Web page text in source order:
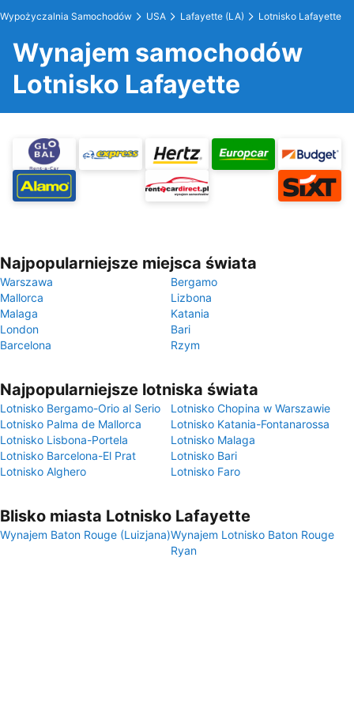
Wypożyczalnia Samochodów USA Lafayette (LA) Lotnisko Lafayette
Wynajem samochodów
Lotnisko Lafayette
Najpopularniejsze miejsca świata
Warszawa
Bergamo
Mallorca
Lizbona
Malaga
Katania
London
Bari
Barcelona
Rzym
Najpopularniejsze lotniska świata
Lotnisko Bergamo-Orio al Serio
Lotnisko Chopina w Warszawie
Lotnisko Palma de Mallorca
Lotnisko Katania-Fontanarossa
Lotnisko Lisbona-Portela
Lotnisko Malaga
Lotnisko Barcelona-El Prat
Lotnisko Bari
Lotnisko Alghero
Lotnisko Faro
Blisko miasta Lotnisko Lafayette
Wynajem Baton Rouge (Luizjana)Wynajem Lotnisko Baton Rouge
Ryan